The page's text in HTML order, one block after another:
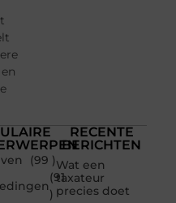
(99 )
(91
)
RECENTE
BERICHTEN
Wat een
taxateur
precies doet